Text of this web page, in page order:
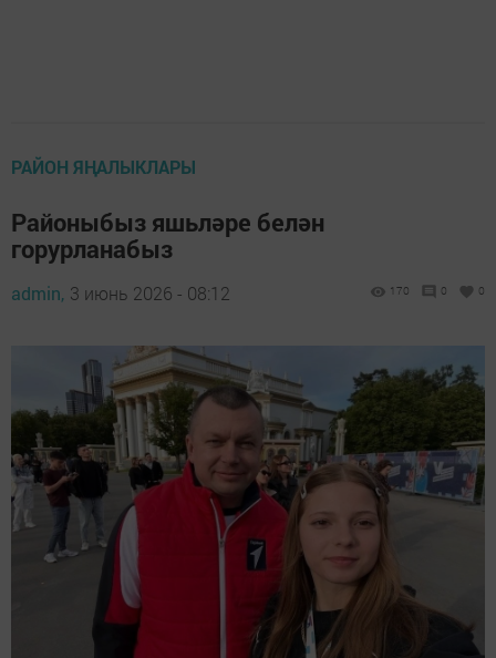
РАЙОН ЯҢАЛЫКЛАРЫ
Районыбыз яшьләре белән
горурланабыз
admin, 3 июнь 2026 - 08:12 170 0 0